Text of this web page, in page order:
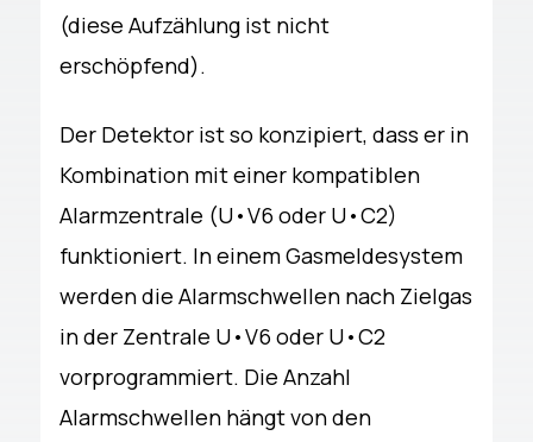
(diese Aufzählung ist nicht
erschöpfend).
Der Detektor ist so konzipiert, dass er in
Kombination mit einer kompatiblen
Alarmzentrale (U•V6 oder U•C2)
funktioniert. In einem Gasmeldesystem
werden die Alarmschwellen nach Zielgas
in der Zentrale U•V6 oder U•C2
vorprogrammiert. Die Anzahl
Alarmschwellen hängt von den